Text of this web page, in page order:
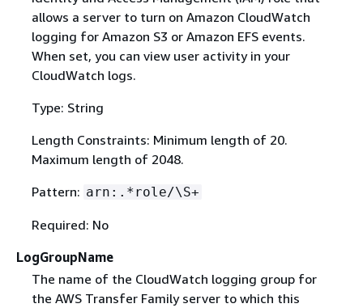
allows a server to turn on Amazon CloudWatch
logging for Amazon S3 or Amazon EFS events.
When set, you can view user activity in your
CloudWatch logs.
Type: String
Length Constraints: Minimum length of 20.
Maximum length of 2048.
Pattern: arn:.*role/\S+
Required: No
LogGroupName
The name of the CloudWatch logging group for
the AWS Transfer Family server to which this